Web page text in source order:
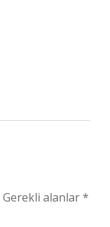
Gerekli alanlar*